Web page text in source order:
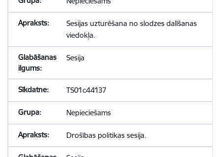
Sesijas uzturēšana no slodzes dalīšanas
viedokļa.
Sesija
TS01c44137
Nepieciešams
Drošības politikas sesija.